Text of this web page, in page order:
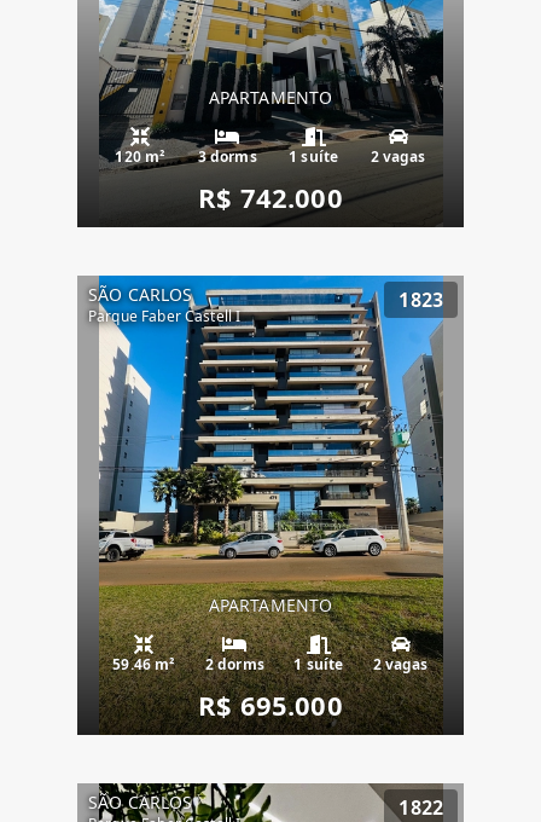
APARTAMENTO
120 m² 3 dorms 1 suíte 2 vagas
R$ 742.000
SÃO CARLOS
Parque Faber Castell I
1823
APARTAMENTO
59.46 m² 2 dorms 1 suíte 2 vagas
R$ 695.000
SÃO CARLOS 1822